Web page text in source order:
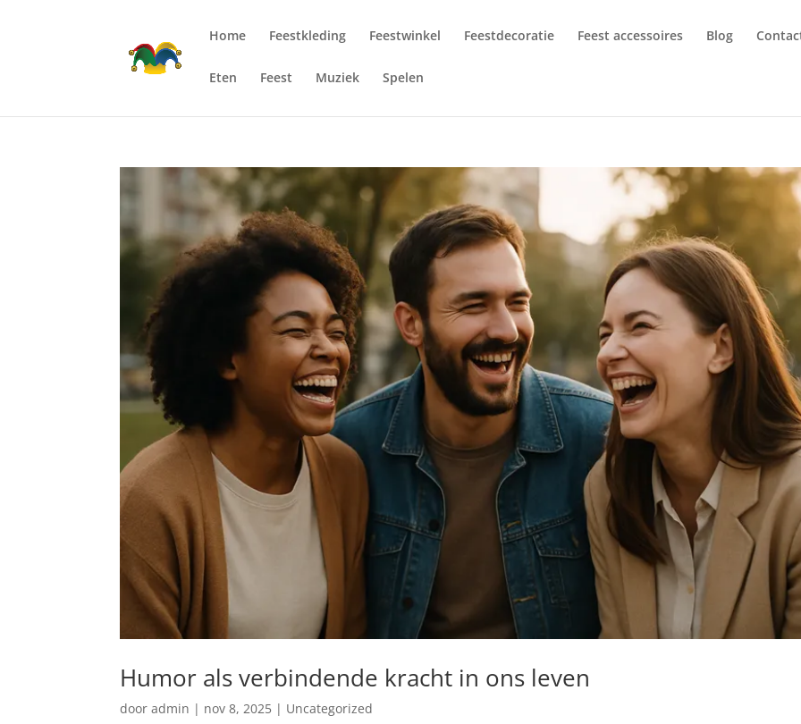
Home Feestkleding Feestwinkel Feestdecoratie Feest accessoires Blog
Eten Feest Muziek Spelen
Humor als verbindende kracht in ons leven
dooradmin | nov 8, 2025 | Uncategorized